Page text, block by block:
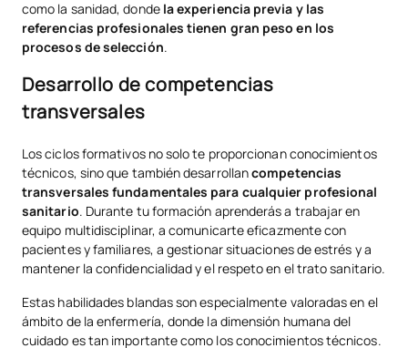
como la sanidad, donde la experiencia previa y las
referencias profesionales tienen gran peso en los
procesos de selección.
Desarrollo de competencias
transversales
Los ciclos formativos no solo te proporcionan conocimientos
técnicos, sino que también desarrollancompetencias
transversales fundamentales para cualquier profesional
sanitario. Durante tu formación aprenderás a trabajar en
equipo multidisciplinar, a comunicarte eficazmente con
pacientes y familiares, a gestionar situaciones de estrés y a
mantener la confidencialidad y el respeto en el trato sanitario.
Estas habilidades blandas son especialmente valoradas en el
ámbito de la enfermería, donde la dimensión humana del
cuidado es tan importante como los conocimientos técnicos.